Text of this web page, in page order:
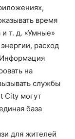
время
т. д. «Умные»
расход
на
службы
City могут
база
для жителей